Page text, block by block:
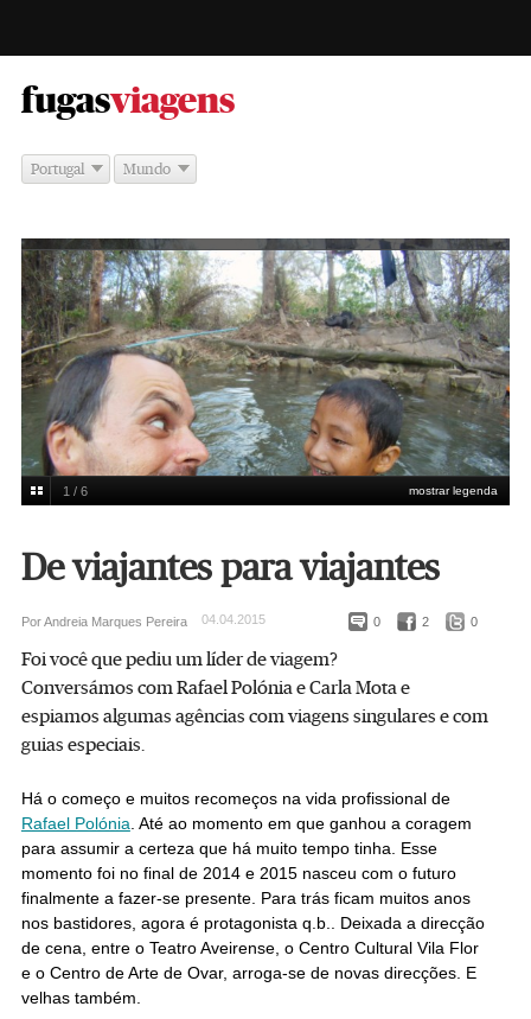
fugas -
viagens
Portugal Mundo
Rafael Polónia, bem acompanhado, em Laos
mostrar legenda
1 / 6
De viajantes para viajantes
0 2 0
Por Andreia Marques Pereira 04.04.2015
Foi você que pediu um líder de viagem?
Conversámos com Rafael Polónia e Carla Mota e
espiamos algumas agências com viagens singulares e com
guias especiais.
Há o começo e muitos recomeços na vida profissional de
Rafael Polónia . Até ao momento em que ganhou a coragem
para assumir a certeza que há muito tempo tinha. Esse
momento foi no final de 2014 e 2015 nasceu com o futuro
finalmente a fazer-se presente. Para trás ficam muitos anos
nos bastidores, agora é protagonista q.b.. Deixada a direcção
de cena, entre o Teatro Aveirense, o Centro Cultural Vila Flor
e o Centro de Arte de Ovar, arroga-se de novas direcções. E
velhas também.